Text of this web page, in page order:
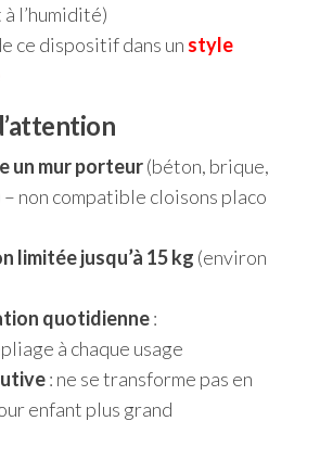
l’humidité)
ce dispositif dans un style
un mur porteur(béton, brique,
non compatible cloisons placo
limitée jusqu’à 15 kg (environ
quotidienne:
à chaque usage
: ne se transforme pas en
enfant plus grand